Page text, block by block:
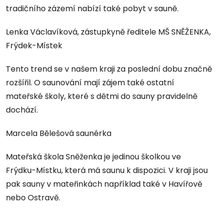
tradičního zázemí nabízí také pobyt v sauně.
Lenka Václavíková, zástupkyně ředitele MŠ SNĚŽENKA,
Frýdek-Místek
Tento trend se v našem kraji za poslední dobu značně
rozšířil. O saunování mají zájem také ostatní
mateřské školy, které s dětmi do sauny pravidelně
dochází.
Marcela Bělešová saunérka
Mateřská škola Sněženka je jedinou školkou ve
Frýdku-Místku, která má saunu k dispozici. V kraji jsou
pak sauny v mateřinkách například také v Havířově
nebo Ostravě.